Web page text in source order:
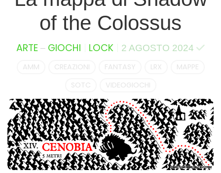
of the Colossus
ARTE– GIOCHI LOCK 2 AGOSTO 2024
AMM CREAZIONI FANTASY LRX
MAPPE
SOTC
VIDEOGIOCHI